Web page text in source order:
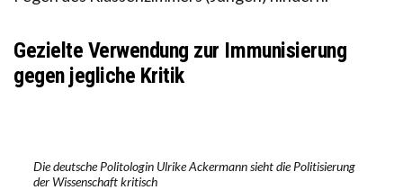
Gezielte Verwendung zur Immunisierung
gegen jegliche Kritik
Die deutsche Politologin Ulrike Ackermann sieht die Politisierung
der Wissenschaft kritisch